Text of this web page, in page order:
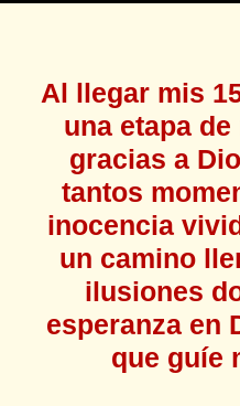
Al llegar mis
una etapa
gracias a
tantos
inocencia
un camino
ilusiones
esperanza en
que guíe